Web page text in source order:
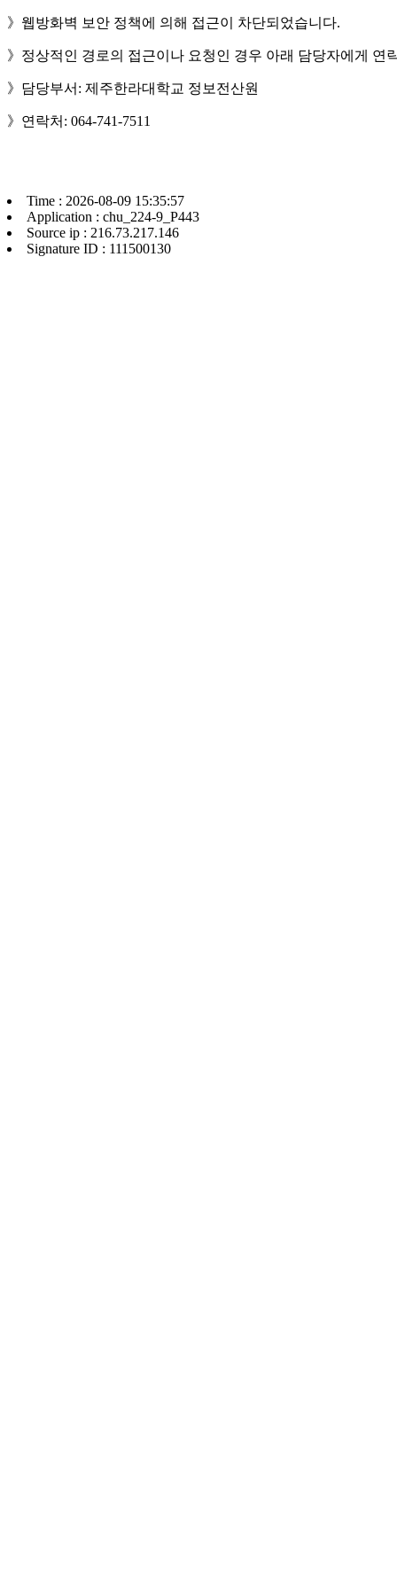
》웹방화벽 보안 정책에 의해 접근이 차단되었습니다.
》정상적인 경로의 접근이나 요청인 경우 아래 담당자에게 연
》담당부서: 제주한라대학교 정보전산원
》연락처: 064-741-7511
Time : 2026-08-09 15:35:57
Application : chu_224-9_P443
Source ip : 216.73.217.146
Signature ID : 111500130